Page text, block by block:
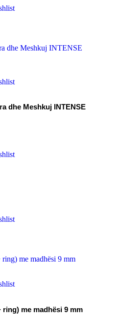
dhe Meshkuj INTENSE
me madhësi 9 mm